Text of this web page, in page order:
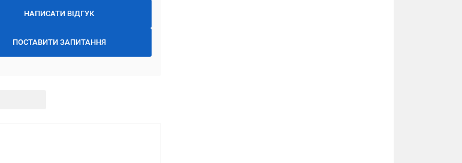
НАПИСАТИ ВІДГУК
ПОСТАВИТИ ЗАПИТАННЯ